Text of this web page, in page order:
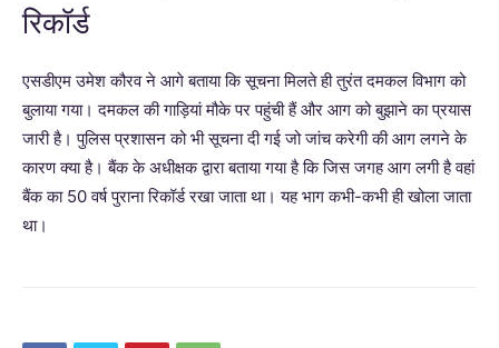
रिकॉर्ड
एसडीएम उमेश कौरव ने आगे बताया कि सूचना मिलते ही तुरंत दमकल विभाग को
बुलाया गया। दमकल की गाड़ियां मौके पर पहुंची हैं और आग को बुझाने का प्रयास
जारी है। पुलिस प्रशासन को भी सूचना दी गई जो जांच करेगी की आग लगने के
कारण क्या है। बैंक के अधीक्षक द्वारा बताया गया है कि जिस जगह आग लगी है वहां
बैंक का 50 वर्ष पुराना रिकॉर्ड रखा जाता था। यह भाग कभी-कभी ही खोला जाता
था।